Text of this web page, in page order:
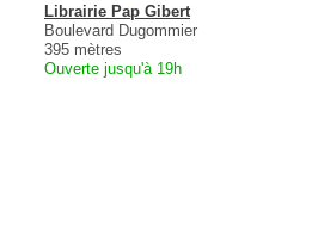
Librairie Pap Gibert
Boulevard Dugommier
395 mètres
Ouverte jusqu'à 19h